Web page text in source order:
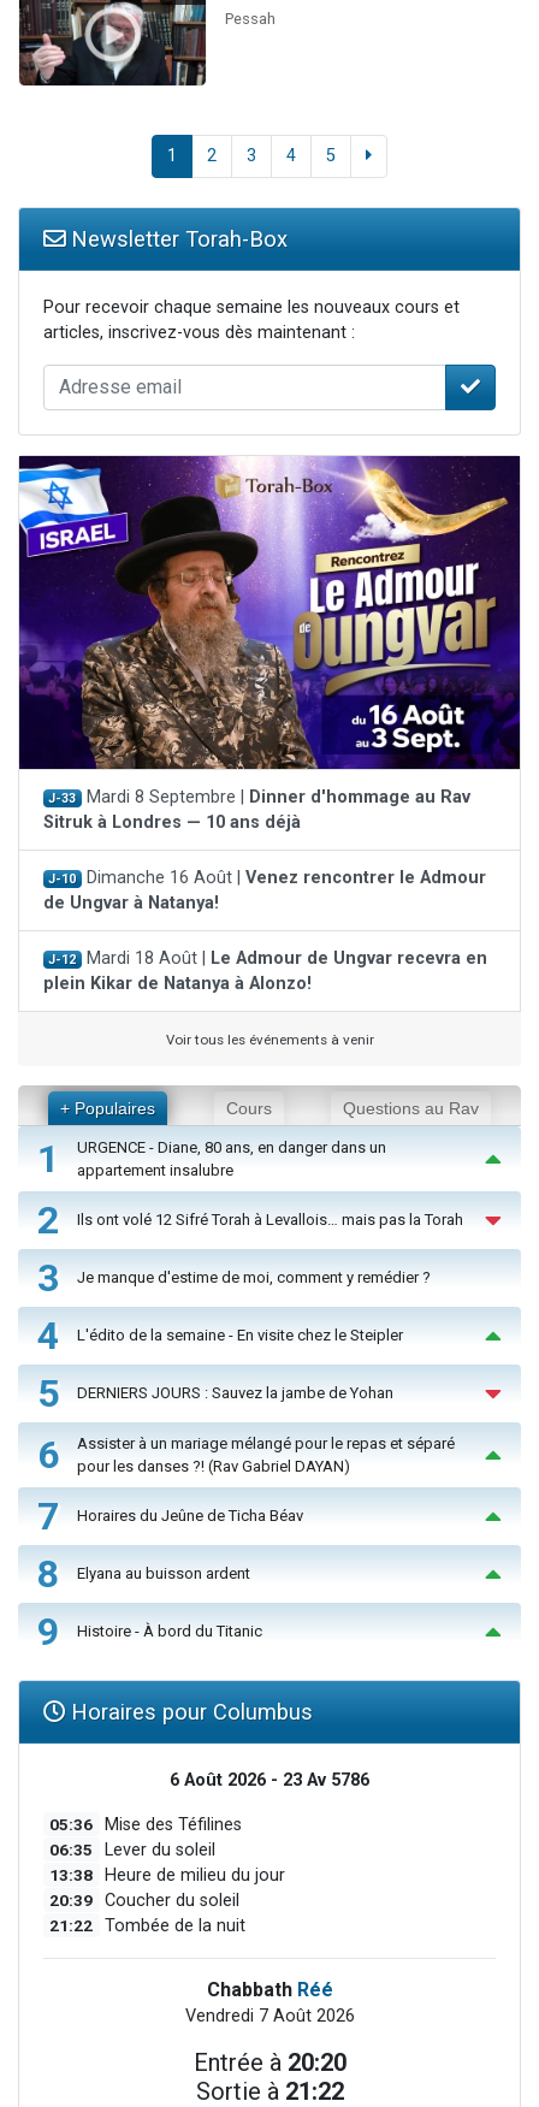
Pessah
1 2 3 4 5
Newsletter Torah-Box
Pour recevoir chaque semaine les nouveaux cours et
articles, inscrivez-vous dès maintenant :
J-33 Mardi 8 Septembre |
Dinner d'hommage au Rav
Sitruk à Londres — 10 ans déjà
J-10 Dimanche 16 Août | Venez rencontrer le Admour
de Ungvar à Natanya!
J-12 Mardi 18 Août |
Le Admour de Ungvar recevra en
plein Kikar de Natanya à Alonzo!
Voir tous les événements à venir
+ Populaires Cours Questions au Rav
1
URGENCE - Diane, 80 ans, en danger dans un
appartement insalubre
2 Ils ont volé 12 Sifré Torah à Levallois… mais pas la Torah
3 Je manque d'estime de moi, comment y remédier ?
4 L'édito de la semaine - En visite chez le Steipler
5 DERNIERS JOURS : Sauvez la jambe de Yohan
6
Assister à un mariage mélangé pour le repas et séparé
pour les danses ?! (Rav Gabriel DAYAN)
7 Horaires du Jeûne de Ticha Béav
8 Elyana au buisson ardent
9 Histoire - À bord du Titanic
Horaires pour Columbus
6 Août 2026 - 23 Av 5786
05:36 Mise des Téfilines
06:35 Lever du soleil
13:38 Heure de milieu du jour
20:39 Coucher du soleil
21:22 Tombée de la nuit
Chabbath Réé
Vendredi 7 Août 2026
Entrée à 20:20
Sortie à 21:22